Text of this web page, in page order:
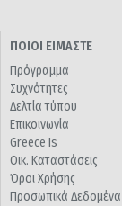
ΠΟΙΟΙ ΕΙΜΑΣΤΕ
Πρόγραμμα
Συχνότητες
Δελτία τύπου
Επικοινωνία
Greece Is
Οικ. Καταστάσεις
Όροι Χρήσης
Προσωπικά Δεδομένα